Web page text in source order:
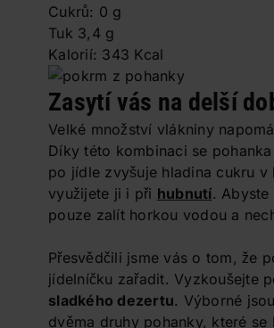
Cukrů: 0 g
Tuk 3,4 g
Kalorií: 343 Kcal
Zasytí vás na delší
Velké množství vlákniny
Díky této kombinaci se
po jídle zvyšuje hladina cukru
využijete ji i při hubnutí.
pouze zalít horkou vodou a
Přesvědčili jsme vás o tom, že
jídelníčku zařadit. Vyzkoušejte
sladkého dezertu. Výborné
dvěma druhy pohanky, které